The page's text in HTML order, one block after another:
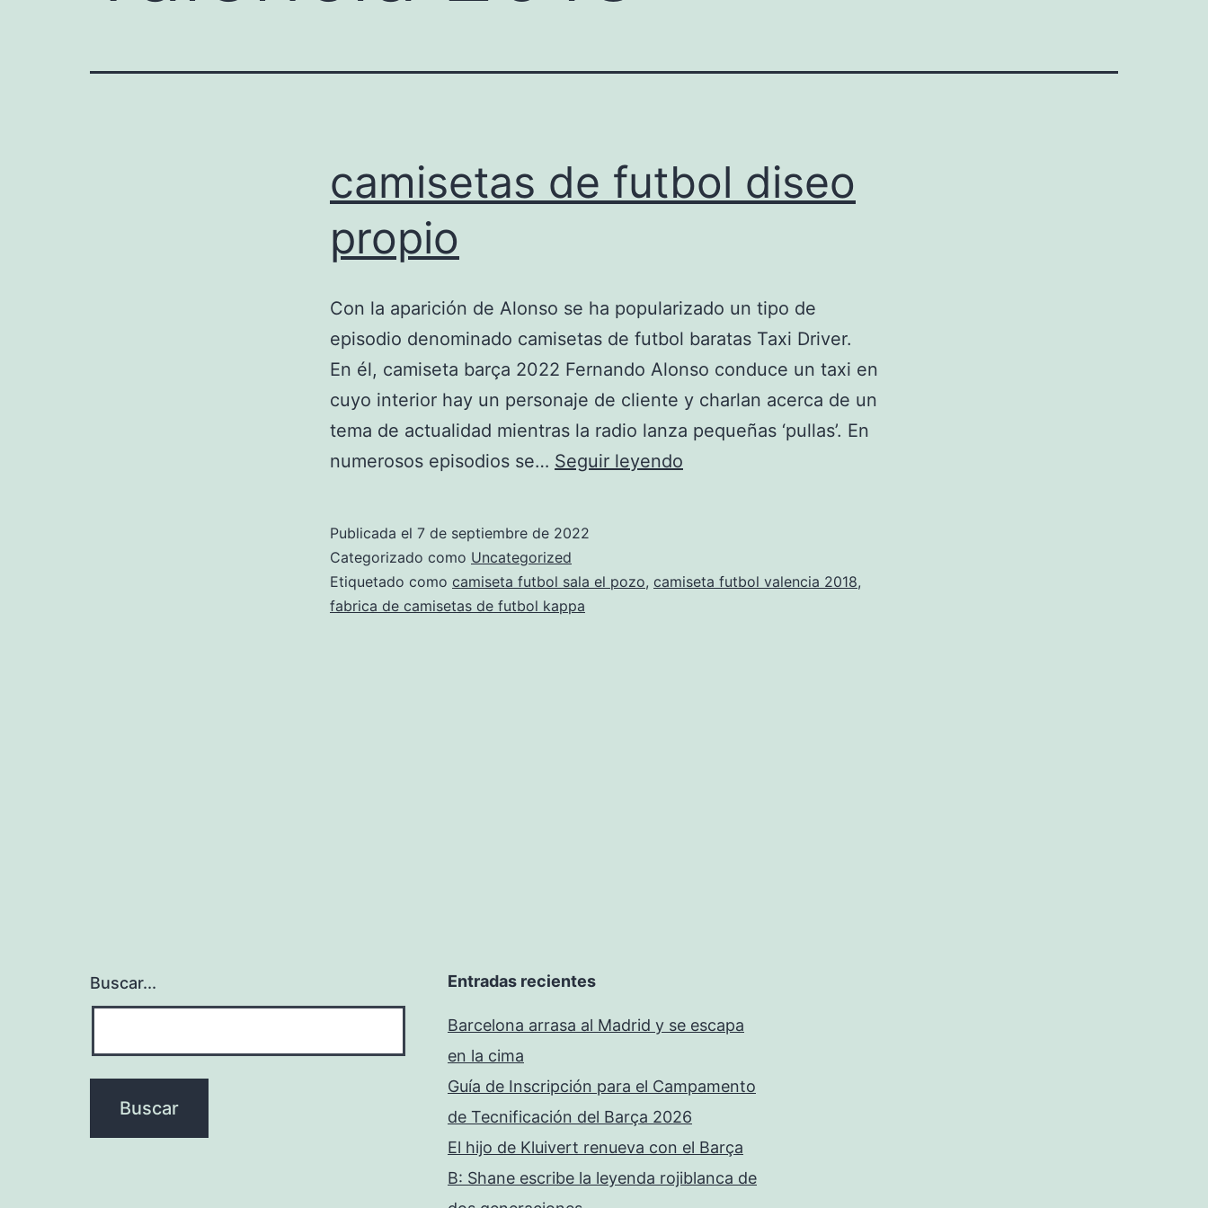
camisetas de futbol diseo
propio
Con la aparición de Alonso se ha popularizado un tipo de
episodio denominado camisetas de futbol baratas Taxi Driver.
En él, camiseta barça 2022 Fernando Alonso conduce un taxi en
cuyo interior hay un personaje de cliente y charlan acerca de un
tema de actualidad mientras la radio lanza pequeñas ‘pullas’. En
numerosos episodios se… Seguir leyendo
propio
Publicada el 7 de septiembre de 2022
Categorizado como Uncategorized
Etiquetado como camiseta futbol sala el pozo, camiseta futbol valencia 2018,
fabrica de camisetas de futbol kappa
Buscar... Entradas recientes
Barcelona arrasa al Madrid y se escapa
en la cima
Guía de Inscripción para el Campamento
de Tecnificación del Barça 2026
El hijo de Kluivert renueva con el Barça
B: Shane escribe la leyenda rojiblanca de